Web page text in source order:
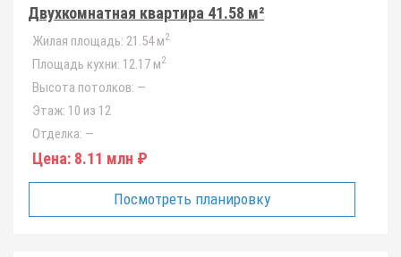
Двухкомнатная квартира 41.58 м²
Жилая площадь: 21.54 м2
Площадь кухни: 12.17 м2
Высота потолков: —
Этаж: 10 из 12
Отделка: —
Цена: 8.11 млн ₽
Посмотреть планировку